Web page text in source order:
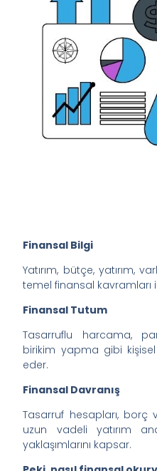
Finansal Bilgi
Yatırım, bütçe, yatırım,
temel finansal kavramları
Finansal Tutum
Tasarruflu harcama,
birikim yapma gibi kişisel
eder.
Finansal Davranış
Tasarruf hesapları, borç
uzun vadeli yatırım
yaklaşımlarını kapsar.